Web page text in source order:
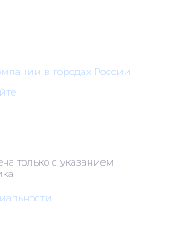
в городах России
только с указанием